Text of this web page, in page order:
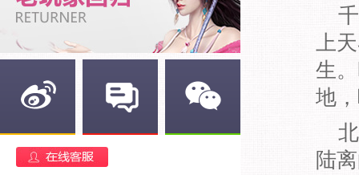
上
生
地
陆